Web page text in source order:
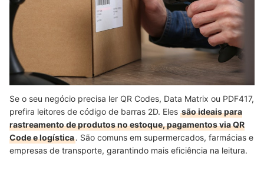
Se o seu negócio precisa ler QR Codes, Data Matrix ou PDF417,
prefira leitores de código de barras 2D. Eles são ideais para
rastreamento de produtos no estoque, pagamentos via QR
Code e logística. São comuns em supermercados, farmácias e
empresas de transporte, garantindo mais eficiência na leitura.